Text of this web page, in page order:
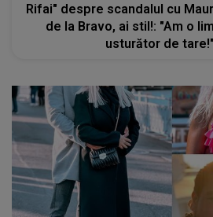
Rifai" despre scandalul cu
de la Bravo, ai stil!: "Am o
usturător de tare!"